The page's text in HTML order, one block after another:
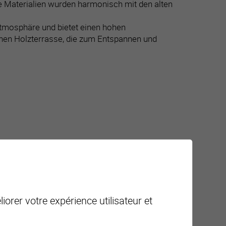
wurden harmonisch mit den alten
und bietet einen hohen
Holzterrasse, die zum Entspannen und
votre expérience utilisateur et